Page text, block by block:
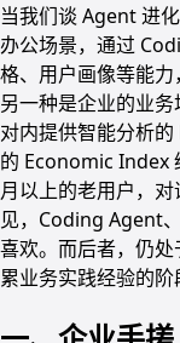
当我们谈 Agent 进
办公场景，通过
格、用户画像等能力
另一种是企业的业
对内提供智能分析
的 Economic Index
月以上的老用户，
见，Coding Agent
喜欢。而后者，仍
累业务实践经验的阶